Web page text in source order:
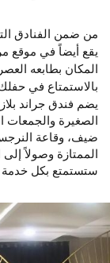
من ضمن الفنادق
يقع أيضاً في موقع
المكان بطابعه
بالاستمتاع في
يضم فندق جراند
الممتازة وصولاً إلى
ستستمتع بكل خدمة